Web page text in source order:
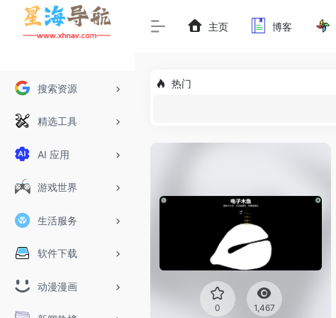
搜索资源
精选工具
AI 应用
游戏世界
生活服务
软件下载
动漫漫画
主页 博客
热门
0 1,467